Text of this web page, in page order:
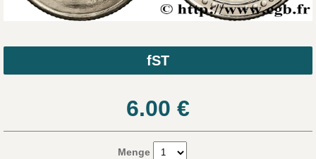
fST
6.00 €
Menge